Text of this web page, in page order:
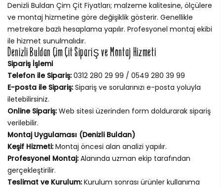
Denizli Buldan Çim Çit Fiyatları; malzeme kalitesine, ölçülere
ve montaj hizmetine göre değişiklik gösterir. Genellikle
metrekare bazlı hesaplama yapılır. Profesyonel montaj ekibi
ile hizmet sunulmalıdır.
Denizli Buldan Çim Çit Sipariş ve Montaj Hizmeti
Sipariş İşlemi
Telefon ile Sipariş:0312 280 29 99 / 0549 280 39 99
E-posta ile Sipariş:Sipariş ve sorularınızı e-posta yoluyla
iletebilirsiniz.
Online Sipariş:Web sitesi üzerinden form doldurarak sipariş
verilebilir.
Montaj Uygulaması (Denizli Buldan)
Keşif Hizmeti:Montaj öncesi alan analizi yapılır.
Profesyonel Montaj:Alanında uzman ekip tarafından
gerçekleştirilir.
Teslimat ve Kurulum:Kurulum sonrası ürünler kullanıma